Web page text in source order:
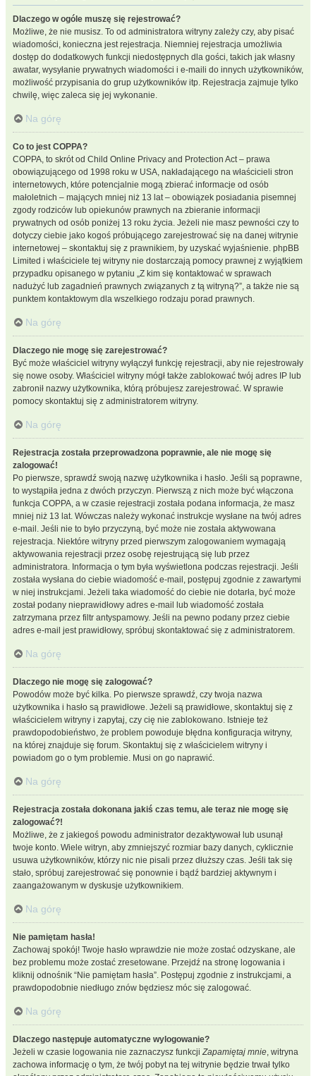
Dlaczego w ogóle muszę się rejestrować?
Możliwe, że nie musisz. To od administratora witryny zależy czy, aby pisać
wiadomości, konieczna jest rejestracja. Niemniej rejestracja umożliwia
dostęp do dodatkowych funkcji niedostępnych dla gości, takich jak własny
awatar, wysyłanie prywatnych wiadomości i e-maili do innych użytkowników,
możliwość przypisania do grup użytkowników itp. Rejestracja zajmuje tylko
chwilę, więc zaleca się jej wykonanie.
Na górę
Co to jest COPPA?
COPPA, to skrót od Child Online Privacy and Protection Act – prawa
obowiązującego od 1998 roku w USA, nakładającego na właścicieli stron
internetowych, które potencjalnie mogą zbierać informacje od osób
małoletnich – mających mniej niż 13 lat – obowiązek posiadania pisemnej
zgody rodziców lub opiekunów prawnych na zbieranie informacji
prywatnych od osób poniżej 13 roku życia. Jeżeli nie masz pewności czy to
dotyczy ciebie jako kogoś próbującego zarejestrować się na danej witrynie
internetowej – skontaktuj się z prawnikiem, by uzyskać wyjaśnienie. phpBB
Limited i właściciele tej witryny nie dostarczają pomocy prawnej z wyjątkiem
przypadku opisanego w pytaniu „Z kim się kontaktować w sprawach
nadużyć lub zagadnień prawnych związanych z tą witryną?”, a także nie są
punktem kontaktowym dla wszelkiego rodzaju porad prawnych.
Na górę
Dlaczego nie mogę się zarejestrować?
Być może właściciel witryny wyłączył funkcję rejestracji, aby nie rejestrowały
się nowe osoby. Właściciel witryny mógł także zablokować twój adres IP lub
zabronił nazwy użytkownika, którą próbujesz zarejestrować. W sprawie
pomocy skontaktuj się z administratorem witryny.
Na górę
Rejestracja została przeprowadzona poprawnie, ale nie mogę się
zalogować!
Po pierwsze, sprawdź swoją nazwę użytkownika i hasło. Jeśli są poprawne,
to wystąpiła jedna z dwóch przyczyn. Pierwszą z nich może być włączona
funkcja COPPA, a w czasie rejestracji została podana informacja, że masz
mniej niż 13 lat. Wówczas należy wykonać instrukcje wysłane na twój adres
e-mail. Jeśli nie to było przyczyną, być może nie została aktywowana
rejestracja. Niektóre witryny przed pierwszym zalogowaniem wymagają
aktywowania rejestracji przez osobę rejestrującą się lub przez
administratora. Informacja o tym była wyświetlona podczas rejestracji. Jeśli
została wysłana do ciebie wiadomość e-mail, postępuj zgodnie z zawartymi
w niej instrukcjami. Jeżeli taka wiadomość do ciebie nie dotarła, być może
został podany nieprawidłowy adres e-mail lub wiadomość została
zatrzymana przez filtr antyspamowy. Jeśli na pewno podany przez ciebie
adres e-mail jest prawidłowy, spróbuj skontaktować się z administratorem.
Na górę
Dlaczego nie mogę się zalogować?
Powodów może być kilka. Po pierwsze sprawdź, czy twoja nazwa
użytkownika i hasło są prawidłowe. Jeżeli są prawidłowe, skontaktuj się z
właścicielem witryny i zapytaj, czy cię nie zablokowano. Istnieje też
prawdopodobieństwo, że problem powoduje błędna konfiguracja witryny,
na której znajduje się forum. Skontaktuj się z właścicielem witryny i
powiadom go o tym problemie. Musi on go naprawić.
Na górę
Rejestracja została dokonana jakiś czas temu, ale teraz nie mogę się
zalogować?!
Możliwe, że z jakiegoś powodu administrator dezaktywował lub usunął
twoje konto. Wiele witryn, aby zmniejszyć rozmiar bazy danych, cyklicznie
usuwa użytkowników, którzy nic nie pisali przez dłuższy czas. Jeśli tak się
stało, spróbuj zarejestrować się ponownie i bądź bardziej aktywnym i
zaangażowanym w dyskusje użytkownikiem.
Na górę
Nie pamiętam hasła!
Zachowaj spokój! Twoje hasło wprawdzie nie może zostać odzyskane, ale
bez problemu może zostać zresetowane. Przejdź na stronę logowania i
kliknij odnośnik “Nie pamiętam hasła”. Postępuj zgodnie z instrukcjami, a
prawdopodobnie niedługo znów będziesz móc się zalogować.
Na górę
Dlaczego następuje automatyczne wylogowanie?
Jeżeli w czasie logowania nie zaznaczysz funkcjiZapamiętaj mnie, witryna
zachowa informację o tym, że twój pobyt na tej witrynie będzie trwał tylko